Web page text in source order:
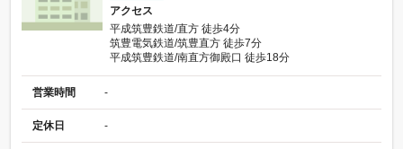
アクセス
平成筑豊鉄道/直方 徒歩4分
筑豊電気鉄道/筑豊直方 徒歩7分
平成筑豊鉄道/南直方御殿口 徒歩18分
営業時間 -
定休日 -